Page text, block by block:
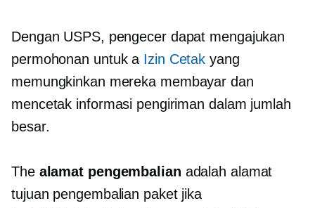
Dengan USPS, pengecer dapat mengajukan
permohonan untuk a Izin Cetak yang
memungkinkan mereka membayar dan
mencetak informasi pengiriman dalam jumlah
besar.
The alamat pengembalian adalah alamat
tujuan pengembalian paket jika